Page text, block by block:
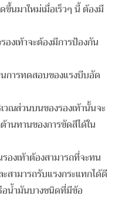
นมาใหม่เมื่อเร็วๆ นี้ ต้องมี
องเท้าจะต้องมีการป้องกัน
การทดสอบของแรงบีบอัด
วณส่วนบนของรองเท้านั้นจะ
นทานของการขัดสีได้ใน
องเท้าต้องสามารถที่จะทน
สามารถรับแรงกระแทกได้ดี
น้ำมันบางชนิดที่มีข้อ